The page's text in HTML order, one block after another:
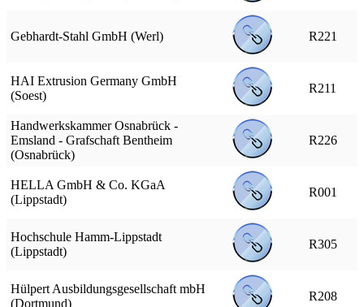
Gebhardt-Stahl GmbH (Werl) R221
HAI Extrusion Germany GmbH
(Soest)
R211
Handwerkskammer Osnabrück -
Emsland - Grafschaft Bentheim
(Osnabrück)
R226
HELLA GmbH & Co. KGaA
(Lippstadt)
R001
Hochschule Hamm-Lippstadt
(Lippstadt)
R305
Hülpert Ausbildungsgesellschaft mbH
(Dortmund)
R208